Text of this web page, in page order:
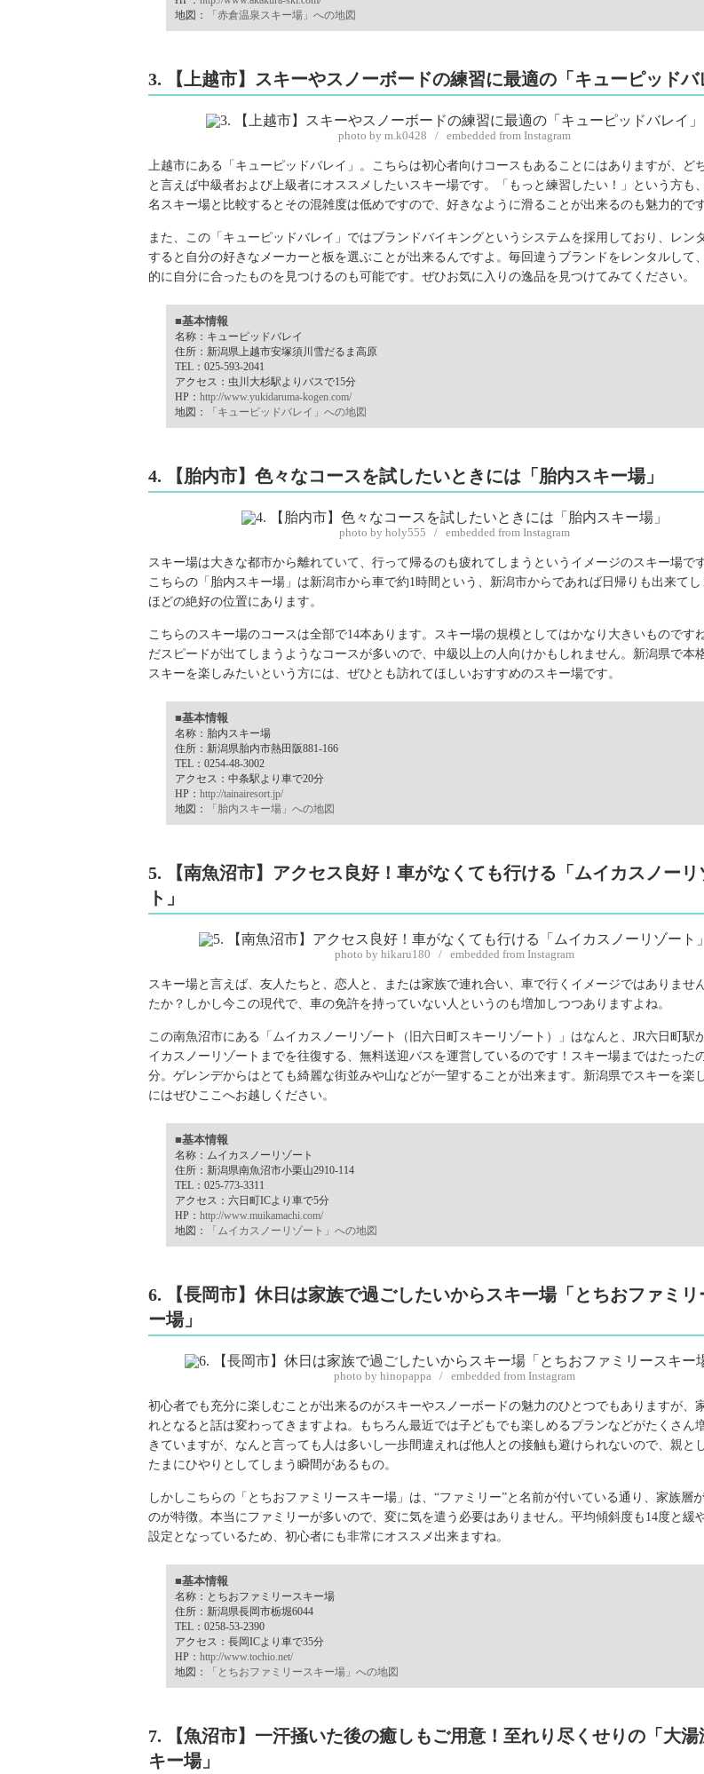
地図：
「赤倉温泉スキー場」への地図
3. 【上越市】スキーやスノーボードの練習に最適の「キューピッドバ
photo by m.k0428 / embedded from Instagram
上越市にある「キューピッドバレイ」。こちらは初心者向けコースもあることにはありますが、ど
と言えば中級者および上級者にオススメしたいスキー場です。「もっと練習したい！」という方も
名スキー場と比較するとその混雑度は低めですので、好きなように滑ることが出来るのも魅力的です
また、この「キューピッドバレイ」ではブランドバイキングというシステムを採用しており、レン
すると自分の好きなメーカーと板を選ぶことが出来るんですよ。毎回違うブランドをレンタルして
的に自分に合ったものを見つけるのも可能です。ぜひお気に入りの逸品を見つけてみてください。
■基本情報
名称：キューピッドバレイ
住所：新潟県上越市安塚須川雪だるま高原
TEL：025-593-2041
アクセス：虫川大杉駅よりバスで15分
HP： http://www.yukidaruma-kogen.com/
地図：
「キューピッドバレイ」への地図
4. 【胎内市】色々なコースを試したいときには「胎内スキー場」
photo by holy555 / embedded from Instagram
スキー場は大きな都市から離れていて、行って帰るのも疲れてしまうというイメージのスキー場です
こちらの「胎内スキー場」は新潟市から車で約1時間という、新潟市からであれば日帰りも出来てし
ほどの絶好の位置にあります。
こちらのスキー場のコースは全部で14本あります。スキー場の規模としてはかなり大きいものです
だスピードが出てしまうようなコースが多いので、中級以上の人向けかもしれません。新潟県で本
スキーを楽しみたいという方には、ぜひとも訪れてほしいおすすめのスキー場です。
■基本情報
名称：胎内スキー場
住所：新潟県胎内市熱田阪881-166
TEL：0254-48-3002
アクセス：中条駅より車で20分
HP： http://tainairesort.jp/
地図：
「胎内スキー場」への地図
5. 【南魚沼市】アクセス良好！車がなくても行ける「ムイカスノーリ
ト」
photo by hikaru180 / embedded from Instagram
スキー場と言えば、友人たちと、恋人と、または家族で連れ合い、車で行くイメージではありませ
たか？しかし今この現代で、車の免許を持っていない人というのも増加しつつありますよね。
この南魚沼市にある「ムイカスノーリゾート（旧六日町スキーリゾート）」はなんと、JR六日町駅
イカスノーリゾートまでを往復する、無料送迎バスを運営しているのです！スキー場まではたった
分。ゲレンデからはとても綺麗な街並みや山などが一望することが出来ます。新潟県でスキーを楽
にはぜひここへお越しください。
■基本情報
名称：ムイカスノーリゾート
住所：新潟県南魚沼市小栗山2910-114
TEL：025-773-3311
アクセス：六日町ICより車で5分
HP： http://www.muikamachi.com/
地図：
「ムイカスノーリゾート」への地図
6. 【長岡市】休日は家族で過ごしたいからスキー場「とちおファミリ
ー場」
photo by hinopappa / embedded from Instagram
初心者でも充分に楽しむことが出来るのがスキーやスノーボードの魅力のひとつでもありますが、
れとなると話は変わってきますよね。もちろん最近では子どもでも楽しめるプランなどがたくさん
きていますが、なんと言っても人は多いし一歩間違えれば他人との接触も避けられないので、親と
たまにひやりとしてしまう瞬間があるもの。
しかしこちらの「とちおファミリースキー場」は、“ファミリー”と名前が付いている通り、家族層
のが特徴。本当にファミリーが多いので、変に気を遣う必要はありません。平均傾斜度も14度と緩
設定となっているため、初心者にも非常にオススメ出来ますね。
■基本情報
名称：とちおファミリースキー場
住所：新潟県長岡市栃堀6044
TEL：0258-53-2390
アクセス：長岡ICより車で35分
HP： http://www.tochio.net/
地図：
「とちおファミリースキー場」への地図
7. 【魚沼市】一汗掻いた後の癒しもご用意！至れり尽くせりの「大湯
キー場」